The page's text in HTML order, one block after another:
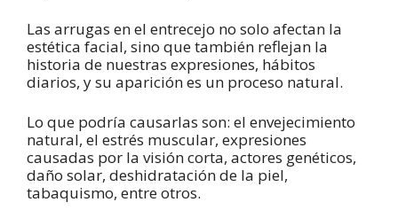
Las arrugas en el entrecejo no solo afectan la
estética facial, sino que también reflejan la
historia de nuestras expresiones, hábitos
diarios, y su aparición es un proceso natural.
Lo que podría causarlas son: el envejecimiento
natural, el estrés muscular, expresiones
causadas por la visión corta, actores genéticos,
daño solar, deshidratación de la piel,
tabaquismo, entre otros.